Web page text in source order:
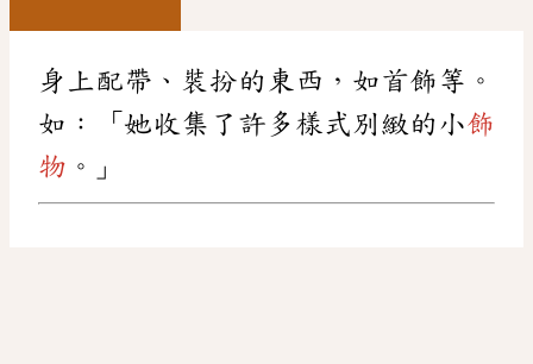
身上配帶、裝扮的東西，如首飾等。
如：「她收集了許多樣式別緻的小飾
物 。」